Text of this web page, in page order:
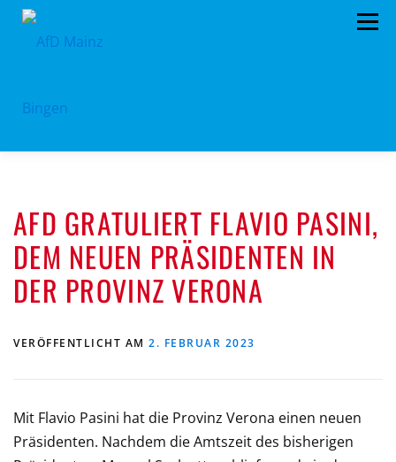
Zum
Menü
PROGRAMM ORGANIGRAMM SPENDEN
KONTAKT DATENSCHUTZ
AFD GRATULIERT FLAVIO PASINI,
DEM NEUEN PRÄSIDENTEN IN
DER PROVINZ VERONA
VERÖFFENTLICHT AM 2. FEBRUAR 2023
Mit Flavio Pasini hat die Provinz Verona einen neuen
Präsidenten. Nachdem die Amtszeit des bisherigen